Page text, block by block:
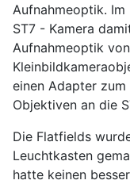
Aufnahmeoptik.
ST7 - Kamera
Aufnahmeoptik
einen Adapter
Objektiven an die
Die Flatfields
Leuchtkasten
hatte keinen